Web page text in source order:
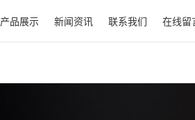
产品展示 新闻资讯 联系我们 在线留